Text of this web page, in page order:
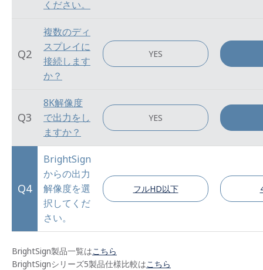
ください。
Q2
複数のディ
スプレイに
接続します
か？
YES
Q3
8K解像度
で出力をし
ますか？
YES
Q4
BrightSign
からの出力
解像度を選
択してくだ
さい。
フルHD以下
BrightSign製品一覧はこちら
BrightSignシリーズ5製品仕様比較はこちら